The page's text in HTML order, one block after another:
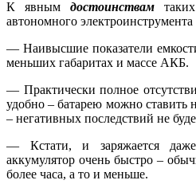
К явным достоинствамтаких
автономного
— Наивысшие показатели
меньших габаритах и массе АКБ.
— Практически полное
удобно – батарею можно ставить
– негативных последствий не
— Кстати, и заряжается
аккумулятор очень быстро –
более часа, а то и меньше.